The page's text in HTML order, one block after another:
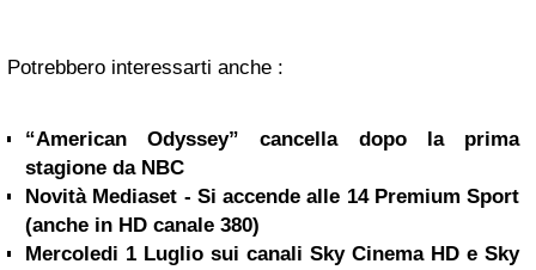
Potrebbero interessarti anche :
“American Odyssey” cancella dopo la prima
stagione da NBC
Novità Mediaset - Si accende alle 14 Premium Sport
(anche in HD canale 380)
Mercoledi 1 Luglio sui canali Sky Cinema HD e Sky